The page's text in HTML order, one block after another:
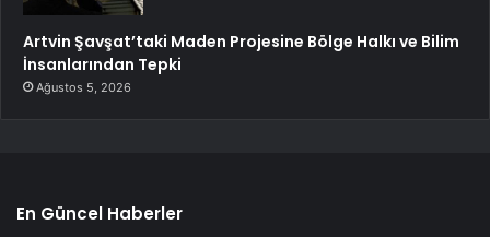
Artvin Şavşat’taki Maden Projesine Bölge Halkı ve Bilim
İnsanlarından Tepki
Ağustos 5, 2026
En Güncel Haberler